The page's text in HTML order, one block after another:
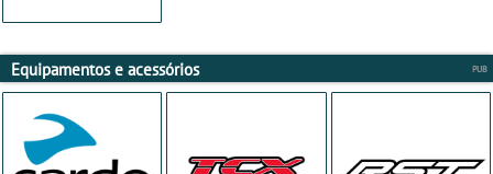
Equipamentos e acessórios